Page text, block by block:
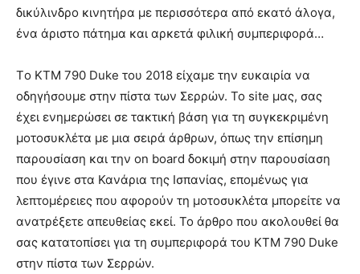
δικύλινδρο κινητήρα με περισσότερα από εκατό άλογα,
ένα άριστο πάτημα και αρκετά φιλική συμπεριφορά…
Tο ΚΤΜ 790 Duke του 2018 είχαμε την ευκαιρία να
οδηγήσουμε στην πίστα των Σερρών. Το site μας, σας
έχει ενημερώσει σε τακτική βάση για τη συγκεκριμένη
μοτοσυκλέτα με μια σειρά άρθρων, όπως την επίσημη
παρουσίαση και την on board δοκιμή στην παρουσίαση
που έγινε στα Κανάρια της Ισπανίας, επομένως για
λεπτομέρειες που αφορούν τη μοτοσυκλέτα μπορείτε να
ανατρέξετε απευθείας εκεί. Το άρθρο που ακολουθεί θα
σας κατατοπίσει για τη συμπεριφορά του KTM 790 Duke
στην πίστα των Σερρών.